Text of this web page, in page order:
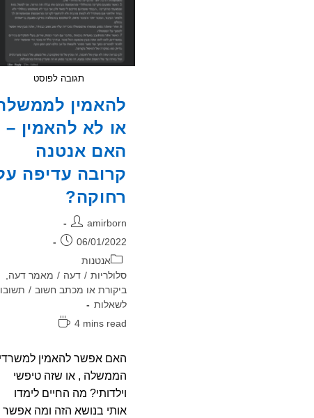
תגובה לפוסט
להאמין
או לא להאמין –
האם אנטנה
קרובה עדיפה
רחוקה?
מחבר:
amirborn
פורסם:
06/01/2022
קטגוריה:
אנטנות
סלולריות / דעה / מאמר דעה,
ביקורת או מכתב חשוב /
לשאלות
זמן
4 mins read
האם אפשר להאמין למשרדי
הממשלה , או שזה טיפשי
וילדותי? מה החיים לימדו
אותי בנושא הזה ומה אפשר